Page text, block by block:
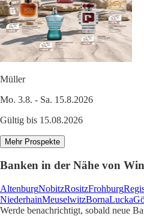
Müller
Mo. 3.8. - Sa. 15.8.2026
Gültig bis 15.08.2026
Mehr Prospekte
Banken in der Nähe von
AltenburgNobitzRositzFrohburg
NiederhainMeuselwitzBornaLucka
Werde benachrichtigt, sobald neue